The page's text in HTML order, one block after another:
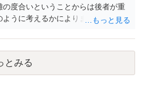
度合いということからは後者が重
うに考えるかによります。
とみる